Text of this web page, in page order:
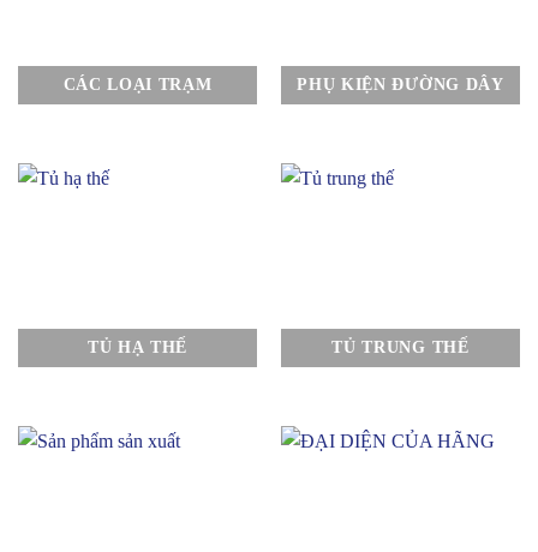
CÁC LOẠI TRẠM PHỤ KIỆN ĐƯỜNG DÂY
TỦ HẠ THẾ TỦ TRUNG THẾ